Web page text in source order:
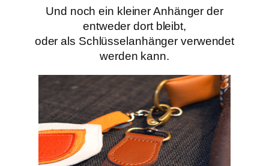
Und noch ein kleiner Anhänger der
entweder dort bleibt,
oder als Schlüsselanhänger verwendet
werden kann.